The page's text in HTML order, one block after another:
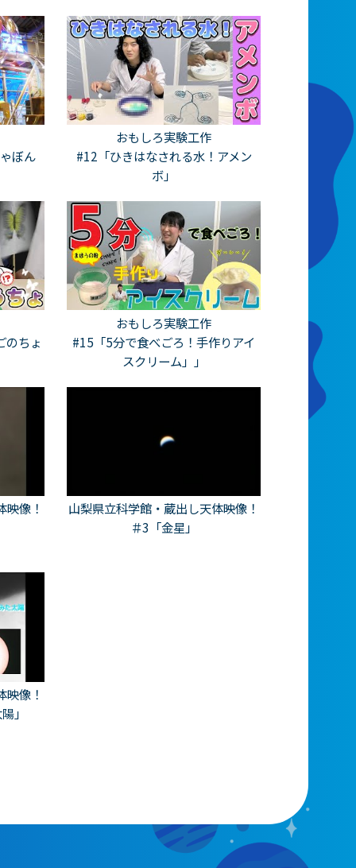
ぼん
おもしろ実験工作
#12「ひきはなされる水！アメン
ボ」
のちょ
おもしろ実験工作
#15「5分で食べごろ！手作りアイ
スクリーム」」
像！
山梨県立科学館・蔵出し天体映像！
＃3「金星」
像！
」